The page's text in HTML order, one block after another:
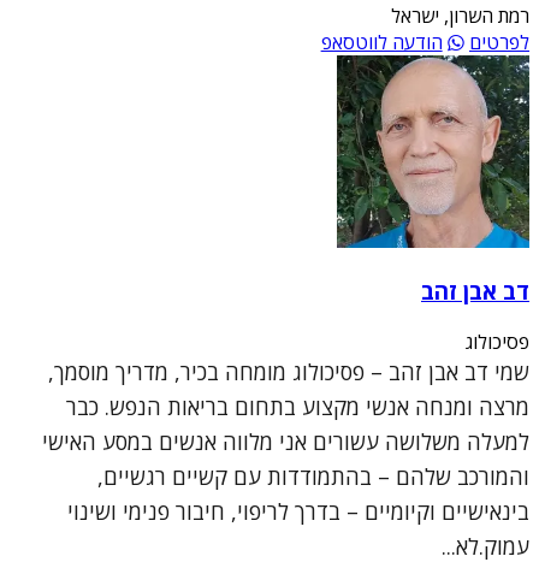
רמת השרון, ישראל
לפרטים
הודעה לווטסאפ
דב אבן זהב
פסיכולוג
שמי דב אבן זהב – פסיכולוג מומחה בכיר, מדריך מוסמך,
מרצה ומנחה אנשי מקצוע בתחום בריאות הנפש. כבר
למעלה משלושה עשורים אני מלווה אנשים במסע האישי
והמורכב שלהם – בהתמודדות עם קשיים רגשיים,
בינאישיים וקיומיים – בדרך לריפוי, חיבור פנימי ושינוי
עמוק.לא...